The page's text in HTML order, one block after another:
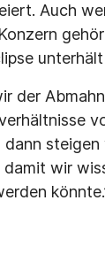
Auch
der
wir